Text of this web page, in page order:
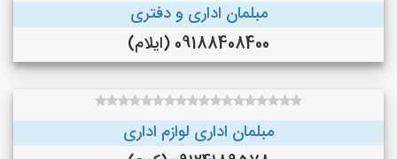
مبلمان اداری و دفتری
09188408400 (ایلام)
مبلمان اداری لوازم اداری